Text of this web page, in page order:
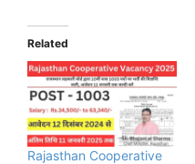
Related
Rajasthan Cooperative